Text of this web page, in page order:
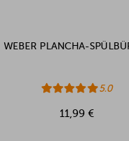
WEBER PLANCHA-
5.0
11,99 €